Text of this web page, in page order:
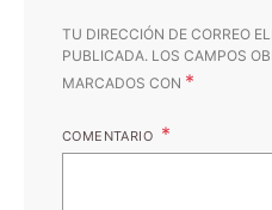
TU DIRECCIÓN DE CORREO
PUBLICADA. LOS CAMPOS
MARCADOS CON *
COMENTARIO